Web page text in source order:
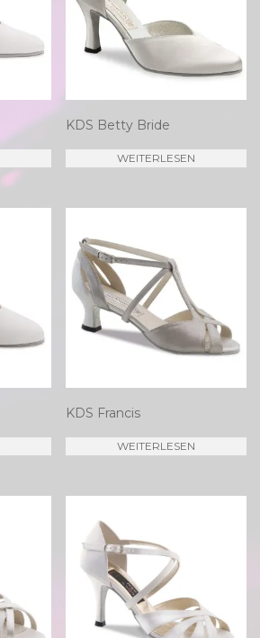
KDS Betty Bride
WEITERLESEN
KDS Francis
WEITERLESEN